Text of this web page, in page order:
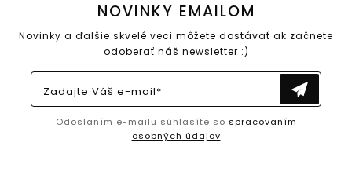
NOVINKY EMAILOM
Novinky a ďalšie skvelé veci môžete dostávať ak začnete
odoberať náš newsletter :)
Zadajte Váš e-mail*
Odoslaním e-mailu súhlasíte so spracovaním
osobných údajov